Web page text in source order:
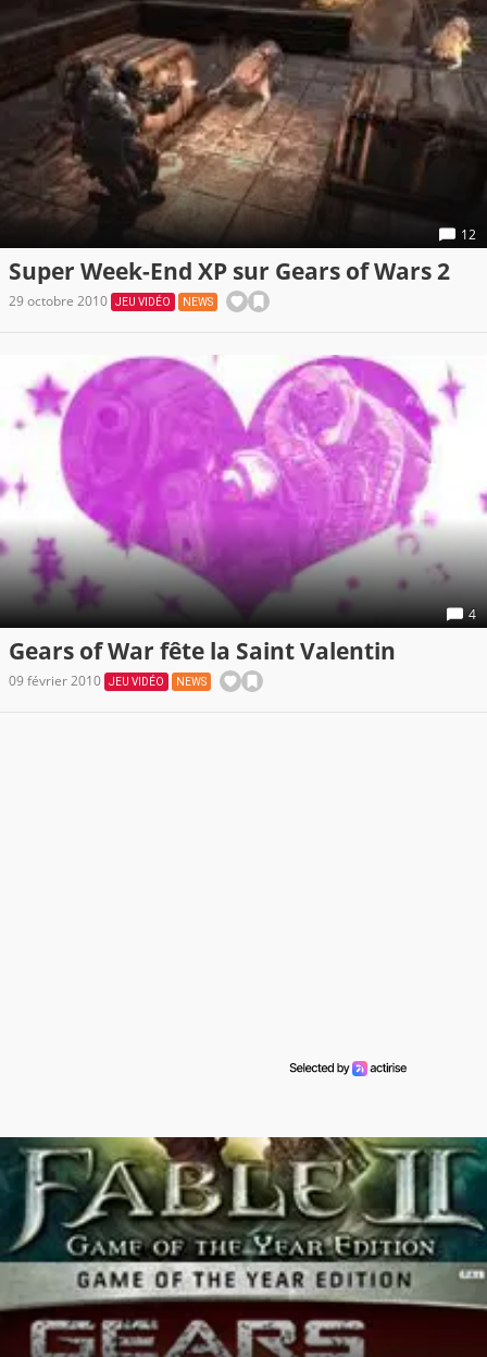
12
Super Week-End XP sur Gears of Wars 2
29 octobre 2010 JEU VIDÉO NEWS
4
Gears of War fête la Saint Valentin
09 février 2010 JEU VIDÉO NEWS